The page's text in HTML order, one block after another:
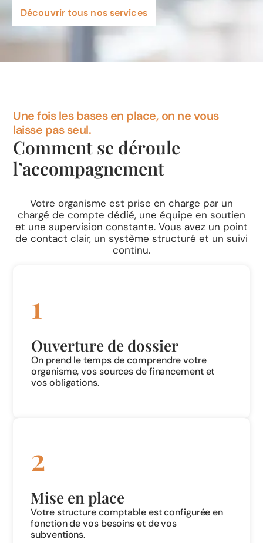
Découvrir tous nos services
Une fois les bases en place, on ne vous
laisse pas seul.
Comment se déroule
l’accompagnement
Votre organisme est prise en charge par un
chargé de compte dédié, une équipe en soutien
et une supervision constante. Vous avez un point
de contact clair, un système structuré et un suivi
continu.
1
Ouverture de dossier
On prend le temps de comprendre votre
organisme, vos sources de financement et
vos obligations.
2
Mise en place
Votre structure comptable est configurée en
fonction de vos besoins et de vos
subventions.